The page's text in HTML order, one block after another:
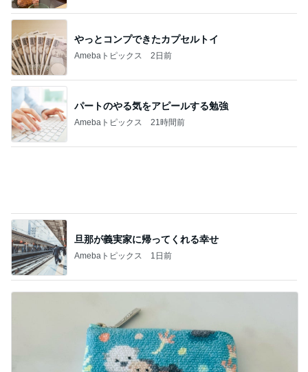
2
恋は動き出すけれど…「ラストノート」第4話
連ドラについてじっくり語るブログ
3
『あなたが猟奇殺人犯を裁く日』 被告人の
一挙手一投足が目の前に浮かぶリアルさ
むぅびぃ・とりっぷ
5
あたしンちと仕様の変わったスタンプラリー
(|| ゜Д゜)
ライターズパレット通信
神がかってる掃除機
Amebaトピックス 22時間前